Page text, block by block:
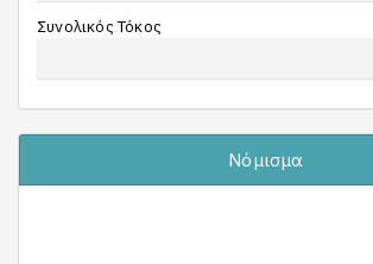
Συνολικός Τόκος
Νόμισμα